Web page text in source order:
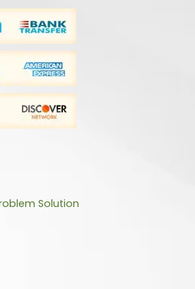
Solution